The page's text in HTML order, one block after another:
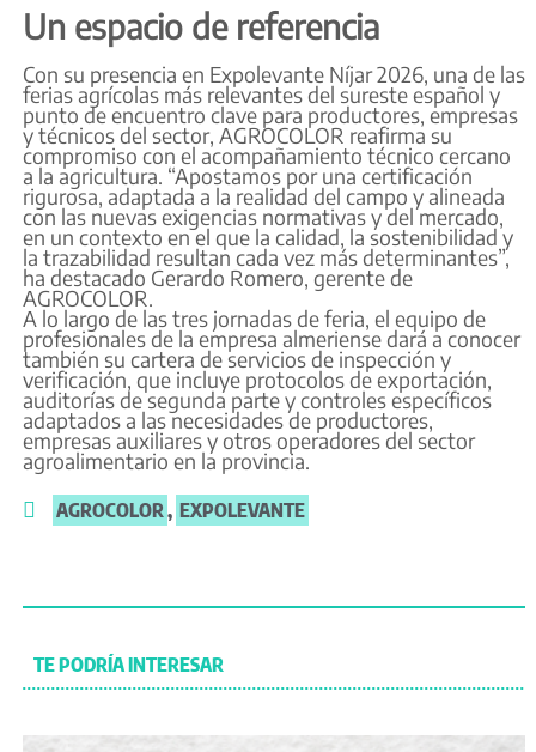
Un espacio de referencia
Con su presencia en Expolevante Níjar 2026, una de las
ferias agrícolas más relevantes del sureste español y
punto de encuentro clave para productores, empresas
y técnicos del sector, AGROCOLOR reafirma su
compromiso con el acompañamiento técnico cercano
a la agricultura. “Apostamos por una certificación
rigurosa, adaptada a la realidad del campo y alineada
con las nuevas exigencias normativas y del mercado,
en un contexto en el que la calidad, la sostenibilidad y
la trazabilidad resultan cada vez más determinantes”,
ha destacado Gerardo Romero, gerente de
AGROCOLOR.
A lo largo de las tres jornadas de feria, el equipo de
profesionales de la empresa almeriense dará a conocer
también su cartera de servicios de inspección y
verificación, que incluye protocolos de exportación,
auditorías de segunda parte y controles específicos
adaptados a las necesidades de productores,
empresas auxiliares y otros operadores del sector
agroalimentario en la provincia.
AGROCOLOR , EXPOLEVANTE
TE PODRÍA INTERESAR